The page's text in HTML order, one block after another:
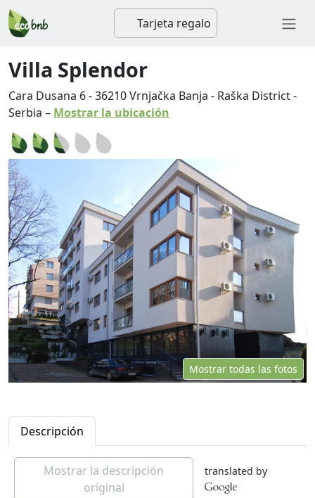
Tarjeta regalo
Villa Splendor
Cara Dusana 6-36210Vrnjačka Banja - Raška District-
Serbia – Mostrar la ubicación
Mostrar todas las fotos
Descripción
Mostrar la descripción
original
translated by